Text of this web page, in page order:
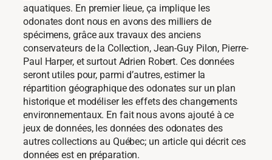
aquatiques. En premier lieue, ça implique les
odonates dont nous en avons des milliers de
spécimens, grâce aux travaux des anciens
conservateurs de la Collection, Jean-Guy Pilon, Pierre-
Paul Harper, et surtout Adrien Robert. Ces données
seront utiles pour, parmi d’autres, estimer la
répartition géographique des odonates sur un plan
historique et modéliser les effets des changements
environnementaux. En fait nous avons ajouté à ce
jeux de données, les données des odonates des
autres collections au Québec; un article qui décrit ces
données est en préparation.